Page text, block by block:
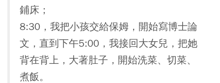
鋪床；
8:30，我把小孩交給保姆，開始寫博士論
文，直到下午5:00，我接回大女兒，把她
背在背上，大著肚子，開始洗菜、切菜、
煮飯。